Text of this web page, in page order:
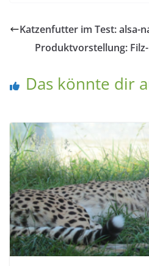
Katzenfutter im Test: alsa-
Produktvorstellung:
Das könnte dir